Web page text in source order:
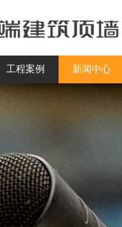
工程案例 新闻中心